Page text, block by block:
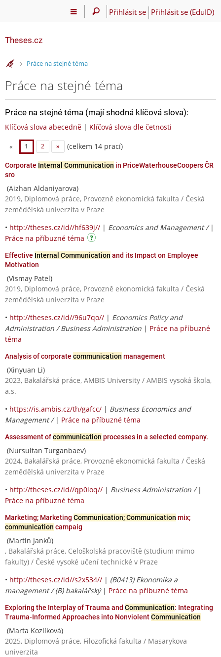
Přihlásit se Přihlásit se (EduID)
Theses.cz
>Práce na stejné téma
Práce na stejné téma
Práce na stejné téma (mají shodná klíčová slova):
Klíčová slova abecedně | Klíčová slova dle četnosti
« 1 2 » (celkem 14 prací)
Corporate Internal Communication in PriceWaterhouseCoopers ČR
sro
(Aizhan Aldaniyarova)
2019, Diplomová práce, Provozně ekonomická fakulta / Česká
zemědělská univerzita v Praze
• http://theses.cz/id//hf639j// | Economics and Management / |
Práce na příbuzné téma
Effective Internal Communication and its Impact on Employee
Motivation
(Vismay Patel)
2019, Diplomová práce, Provozně ekonomická fakulta / Česká
zemědělská univerzita v Praze
• http://theses.cz/id//96u7qo// | Economics Policy and
Administration / Business Administration | Práce na příbuzné
téma
Analysis of corporate communication management
(Xinyuan Li)
2023, Bakalářská práce, AMBIS University / AMBIS vysoká škola,
a.s.
• https://is.ambis.cz/th/gafcc/ | Business Economics and
Management / | Práce na příbuzné téma
Assessment ofcommunication processes in a selected company.
(Nursultan Turganbaev)
2024, Bakalářská práce, Provozně ekonomická fakulta / Česká
zemědělská univerzita v Praze
• http://theses.cz/id//qp0ioq// | Business Administration / |
Práce na příbuzné téma
Marketing; Marketing Communication; Communication mix;
communication campaig
(Martin Janků)
, Bakalářská práce, Celoškolská pracoviště (studium mimo
fakulty) / České vysoké učení technické v Praze
• http://theses.cz/id//s2x534// | (B0413) Ekonomika a
management / (B) bakalářský| Práce na příbuzné téma
Exploring the Interplay of Trauma and Communication: Integrating
Trauma-Informed Approaches into NonviolentCommunication
(Marta Kozlíková)
2025, Diplomová práce, Filozofická fakulta / Masarykova
univerzita